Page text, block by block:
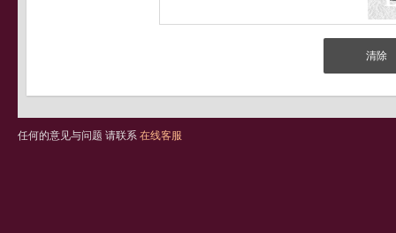
任何的意见与问题 请联系 在线客服